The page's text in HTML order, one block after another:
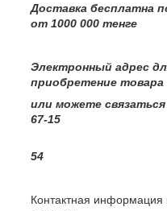
Доставка бесплатна
от 1000 000 тенге
Электронный адрес
приобретение товара
или можете
67-15
+7
54
+7 702
Контактная